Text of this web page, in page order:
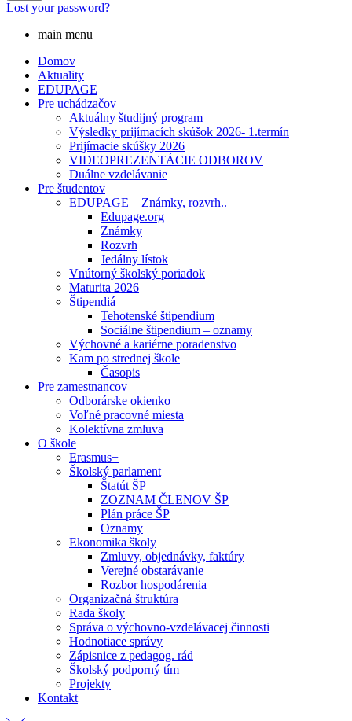
Lost your password?
main menu
Domov
Aktuality
EDUPAGE
Pre uchádzačov
Aktuálny študijný program
Výsledky prijímacích skúšok 2026- 1.termín
Prijímacie skúšky 2026
VIDEOPREZENTÁCIE ODBOROV
Duálne vzdelávanie
Pre študentov
EDUPAGE – Známky, rozvrh..
Edupage.org
Známky
Rozvrh
Jedálny lístok
Vnútorný školský poriadok
Maturita 2026
Štipendiá
Tehotenské štipendium
Sociálne štipendium – oznamy
Výchovné a kariérne poradenstvo
Kam po strednej škole
Časopis
Pre zamestnancov
Odborárske okienko
Voľné pracovné miesta
Kolektívna zmluva
O škole
Erasmus+
Školský parlament
Štatút ŠP
ZOZNAM ČLENOV ŠP
Plán práce ŠP
Oznamy
Ekonomika školy
Zmluvy, objednávky, faktúry
Verejné obstarávanie
Rozbor hospodárenia
Organizačná štruktúra
Rada školy
Správa o výchovno-vzdelávacej činnosti
Hodnotiace správy
Zápisnice z pedagog. rád
Školský podporný tím
Projekty
Kontakt